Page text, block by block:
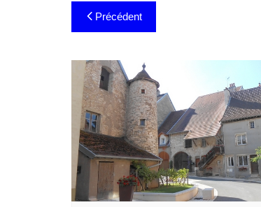
Navigation
de
l’article
Précédent